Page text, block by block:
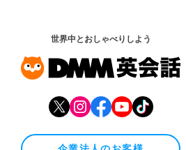
世界中とおしゃべりしよう